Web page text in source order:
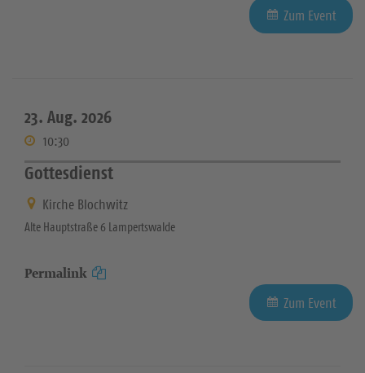
Zum Event
23. Aug. 2026
10:30
Gottesdienst
Kirche Blochwitz
Alte Hauptstraße 6 Lampertswalde
Permalink
Zum Event